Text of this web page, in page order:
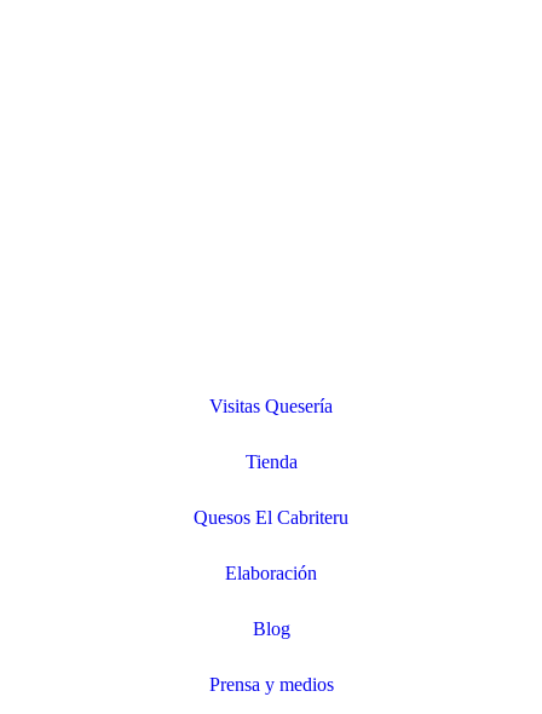
Visitas Quesería
Tienda
Quesos El Cabriteru
Elaboración
Blog
Prensa y medios